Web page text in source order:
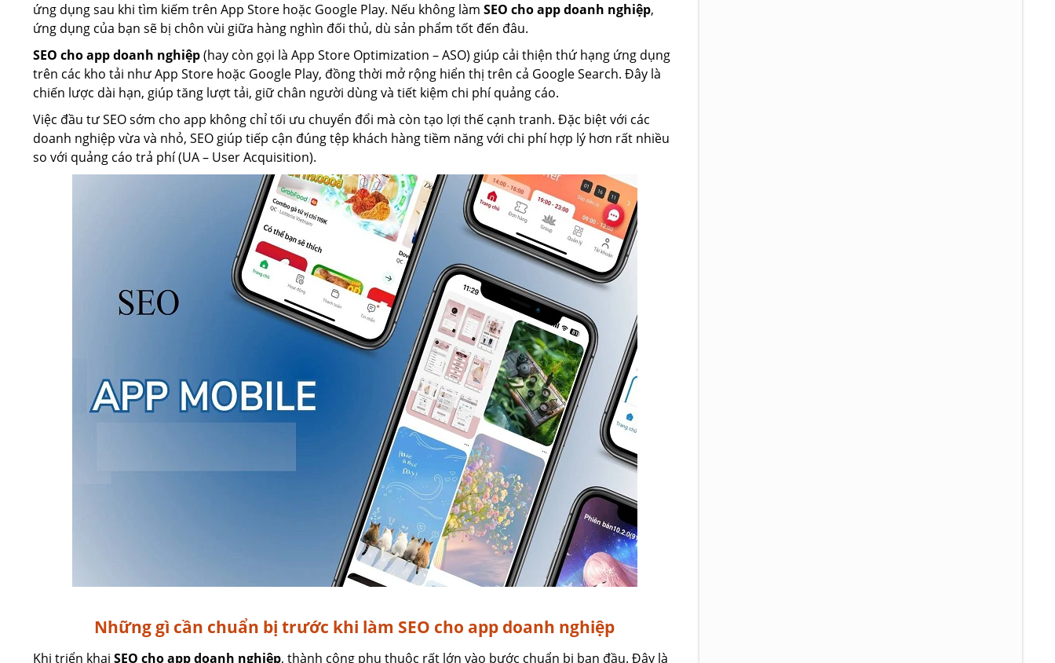
ứng dụng sau khi tìm kiếm trên App Store hoặc Google Play. Nếu không làm SEO cho app doanh nghiệp,
ứng dụng của bạn sẽ bị chôn vùi giữa hàng nghìn đối thủ, dù sản phẩm tốt đến đâu.
SEO cho app doanh nghiệp(hay còn gọi là App Store Optimization – ASO) giúp cải thiện thứ hạng ứng dụng
trên các kho tải như App Store hoặc Google Play, đồng thời mở rộng hiển thị trên cả Google Search. Đây là
chiến lược dài hạn, giúp tăng lượt tải, giữ chân người dùng và tiết kiệm chi phí quảng cáo.
Việc đầu tư SEO sớm cho app không chỉ tối ưu chuyển đổi mà còn tạo lợi thế cạnh tranh. Đặc biệt với các
doanh nghiệp vừa và nhỏ, SEO giúp tiếp cận đúng tệp khách hàng tiềm năng với chi phí hợp lý hơn rất nhiều
so với quảng cáo trả phí (UA – User Acquisition).
Những gì cần chuẩn bị trước khi làm SEO cho app doanh nghiệp
Khi triển khai SEO cho app doanh nghiệp, thành công phụ thuộc rất lớn vào bước chuẩn bị ban đầu. Đây là